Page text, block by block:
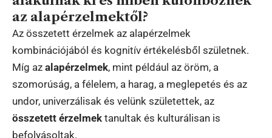
az alapérzelmektől?
Az összetett érzelmek az alapérzelmek
kombinációjából és kognitív értékelésből születnek.
Míg az alapérzelmek, mint például az öröm, a
szomorúság, a félelem, a harag, a meglepetés és az
undor, univerzálisak és velünk születettek, az
összetett érzelmek tanultak és kulturálisan is
befolyásoltak.